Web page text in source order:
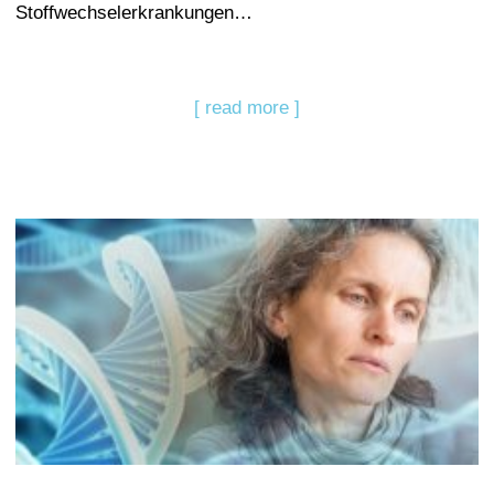
Stoffwechselerkrankungen…
[ read more ]